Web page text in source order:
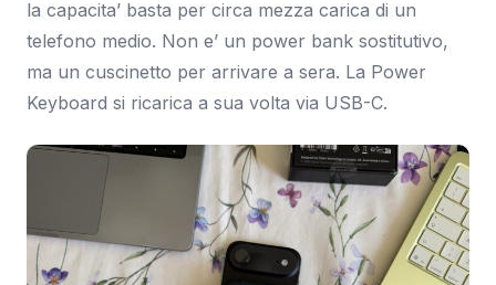
la capacita’ basta per circa mezza carica di un
telefono medio. Non e’ un power bank sostitutivo,
ma un cuscinetto per arrivare a sera. La Power
Keyboard si ricarica a sua volta via USB-C.